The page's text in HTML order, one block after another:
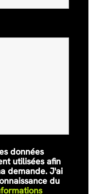
données
utilisées afin
demande. J'ai
du